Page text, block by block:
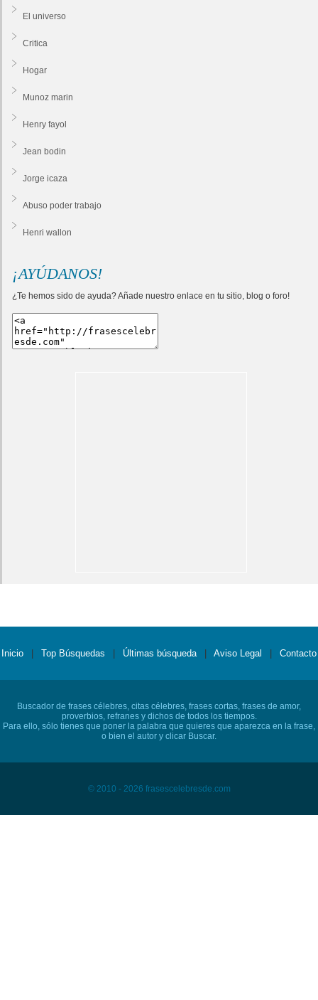
El universo
Critica
Hogar
Munoz marin
Henry fayol
Jean bodin
Jorge icaza
Abuso poder trabajo
Henri wallon
¡AYÚDANOS!
¿Te hemos sido de ayuda? Añade nuestro enlace en tu sitio, blog o foro!
Inicio Top Búsquedas Últimas búsqueda Aviso Legal Contacto
Buscador de frases célebres, citas célebres, frases cortas, frases de amor,
proverbios, refranes y dichos de todos los tiempos.
Para ello, sólo tienes que poner la palabra que quieres que aparezca en la frase,
o bien el autor y clicar Buscar.
© 2010 - 2026 frasescelebresde.com